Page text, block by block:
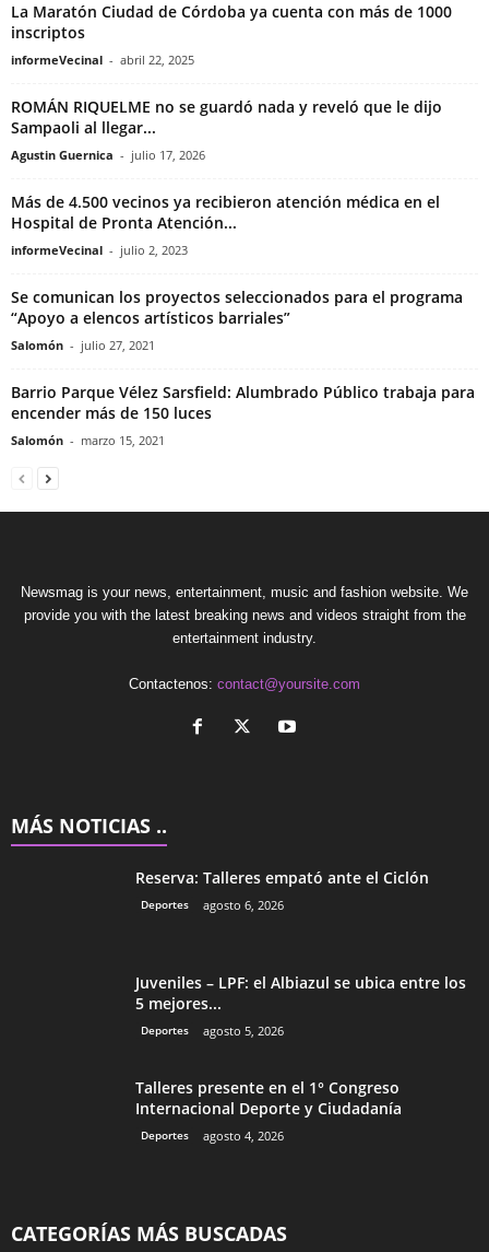
La Maratón Ciudad de Córdoba ya cuenta con más de 1000
inscriptos
informeVecinal - abril 22, 2025
ROMÁN RIQUELME no se guardó nada y reveló que le dijo
Sampaoli al llegar...
Agustin Guernica - julio 17, 2026
Más de 4.500 vecinos ya recibieron atención médica en el
Hospital de Pronta Atención...
informeVecinal - julio 2, 2023
Se comunican los proyectos seleccionados para el programa
“Apoyo a elencos artísticos barriales”
Salomón - julio 27, 2021
Barrio Parque Vélez Sarsfield: Alumbrado Público trabaja para
encender más de 150 luces
Salomón - marzo 15, 2021
Newsmag is your news, entertainment, music and fashion website. We
provide you with the latest breaking news and videos straight from the
entertainment industry.
Contactenos: contact@yoursite.com
MÁS NOTICIAS ..
Reserva: Talleres empató ante el Ciclón
Deportes agosto 6, 2026
Juveniles – LPF: el Albiazul se ubica entre los
5 mejores...
Deportes agosto 5, 2026
Talleres presente en el 1° Congreso
Internacional Deporte y Ciudadanía
Deportes agosto 4, 2026
CATEGORÍAS MÁS BUSCADAS